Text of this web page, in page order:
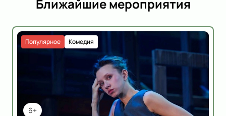
Ближайшие мероприятия
6+
Комедия
Популярное